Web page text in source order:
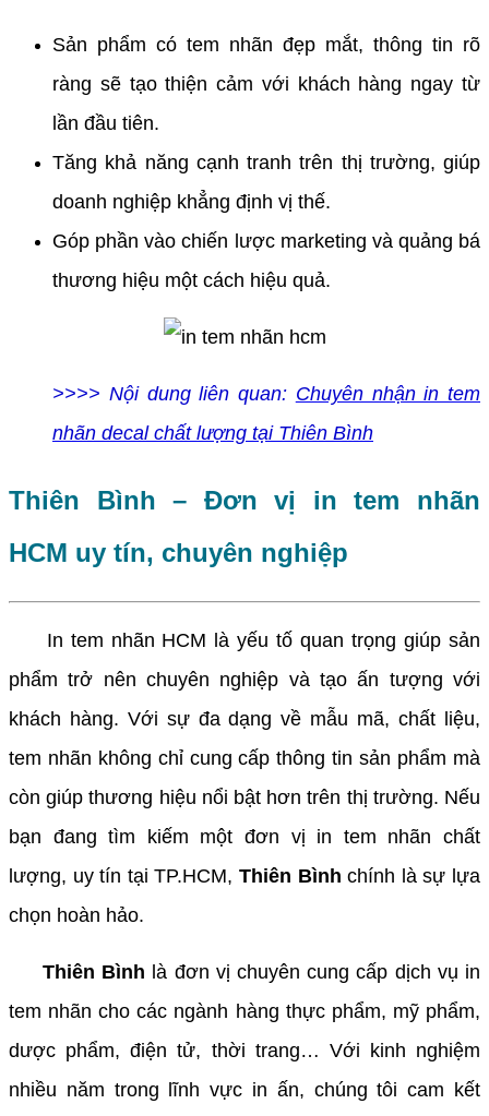
Sản phẩm có tem nhãn đẹp mắt, thông tin rõ
ràng sẽ tạo thiện cảm với khách hàng ngay từ
lần đầu tiên.
Tăng khả năng cạnh tranh trên thị trường, giúp
doanh nghiệp khẳng định vị thế.
Góp phần vào chiến lược marketing và quảng bá
thương hiệu một cách hiệu quả.
>>>> Nội dung liên quan: Chuyên nhận in tem
nhãn decal chất lượng tại Thiên Bình
Thiên Bình – Đơn vị in tem nhãn
HCM uy tín, chuyên nghiệp
In tem nhãn HCM là yếu tố quan trọng giúp sản
phẩm trở nên chuyên nghiệp và tạo ấn tượng với
khách hàng. Với sự đa dạng về mẫu mã, chất liệu,
tem nhãn không chỉ cung cấp thông tin sản phẩm mà
còn giúp thương hiệu nổi bật hơn trên thị trường. Nếu
bạn đang tìm kiếm một đơn vị in tem nhãn chất
lượng, uy tín tại TP.HCM, Thiên Bình chính là sự lựa
chọn hoàn hảo.
Thiên Bình là đơn vị chuyên cung cấp dịch vụ in
tem nhãn cho các ngành hàng thực phẩm, mỹ phẩm,
dược phẩm, điện tử, thời trang… Với kinh nghiệm
nhiều năm trong lĩnh vực in ấn, chúng tôi cam kết